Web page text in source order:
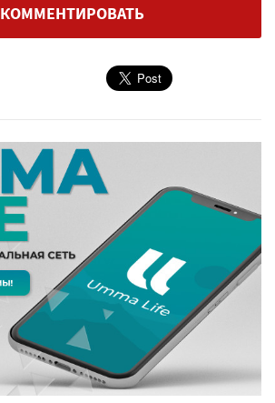
КОММЕНТИРОВАТЬ